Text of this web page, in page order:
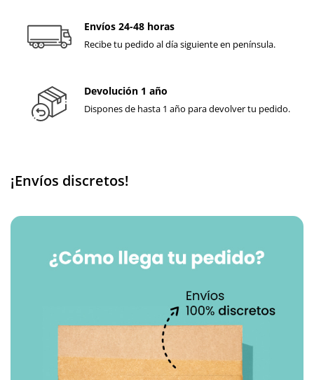
Envíos 24-48 horas
Recibe tu pedido al día siguiente en península.
Devolución 1 año
Dispones de hasta 1 año para devolver tu pedido.
¡Envíos discretos!